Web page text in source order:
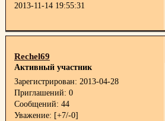
2013-11-14 19:55:31
Rechel69
Активный участник
Зарегистрирован: 2013-04-28
Приглашений: 0
Сообщений: 44
Уважение: [+7/-0]